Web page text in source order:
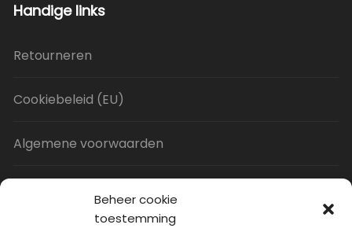
Beheer cookie
toestemming
Handige links
Retourneren
Cookiebeleid (EU)
Algemene voorwaarden